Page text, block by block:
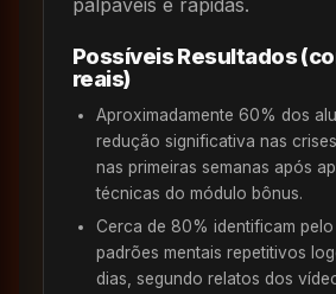
palpáveis e rápidas.
Possíveis Resultados
reais)
Aproximadamente 60% dos
redução significativa nas
nas primeiras semanas após
técnicas do módulo bônus.
Cerca de 80% identificam
padrões mentais repetitivos
dias, segundo relatos dos